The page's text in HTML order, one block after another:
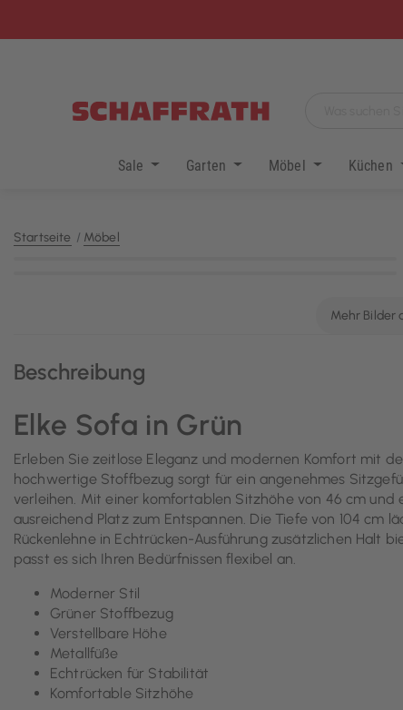
Sale Garten Möbel Küchen
Startseite Möbel
Mehr Bilder
Beschreibung
Elke Sofa in Grün
Erleben Sie zeitlose Eleganz und modernen Komfort mit
hochwertige Stoffbezug sorgt für ein angenehmes
verleihen. Mit einer komfortablen Sitzhöhe von 46 cm und
ausreichend Platz zum Entspannen. Die Tiefe von 104 cm
Rückenlehne in Echtrücken-Ausführung zusätzlichen Halt
passt es sich Ihren Bedürfnissen flexibel an.
Moderner Stil
Grüner Stoffbezug
Verstellbare Höhe
Metallfüße
Echtrücken für Stabilität
Komfortable Sitzhöhe